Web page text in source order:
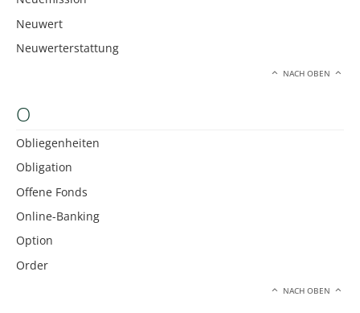
Neuwert
Neuwerterstattung
NACH OBEN
O
Obliegenheiten
Obligation
Offene Fonds
Online-Banking
Option
Order
NACH OBEN